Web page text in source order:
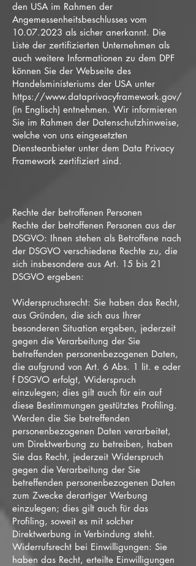
den USA im Rahmen der
Angemessenheitsbeschlusses vom
10.07.2023 als sicher anerkannt. Die
Liste der zertifizierten Unternehmen als
auch weitere Informationen zu dem DPF
können Sie der Webseite des
Handelsministeriums der USA unter
https://www.dataprivacyframework.gov/
(in Englisch) entnehmen. Wir informieren
Sie im Rahmen der Datenschutzhinweise,
welche von uns eingesetzten
Diensteanbieter unter dem Data Privacy
Framework zertifiziert sind.
Rechte der betroffenen Personen
Rechte der betroffenen Personen aus der
DSGVO: Ihnen stehen als Betroffene nach
der DSGVO verschiedene Rechte zu, die
sich insbesondere aus Art. 15 bis 21
DSGVO ergeben:
Widerspruchsrecht: Sie haben das Recht,
aus Gründen, die sich aus Ihrer
besonderen Situation ergeben, jederzeit
gegen die Verarbeitung der Sie
betreffenden personenbezogenen Daten,
die aufgrund von Art. 6 Abs. 1 lit. e oder
f DSGVO erfolgt, Widerspruch
einzulegen; dies gilt auch für ein auf
diese Bestimmungen gestütztes Profiling.
Werden die Sie betreffenden
personenbezogenen Daten verarbeitet,
um Direktwerbung zu betreiben, haben
Sie das Recht, jederzeit Widerspruch
gegen die Verarbeitung der Sie
betreffenden personenbezogenen Daten
zum Zwecke derartiger Werbung
einzulegen; dies gilt auch für das
Profiling, soweit es mit solcher
Direktwerbung in Verbindung steht.
Widerrufsrecht bei Einwilligungen: Sie
haben das Recht, erteilte Einwilligungen